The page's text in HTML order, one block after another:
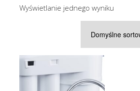
Wyświetlanie jednego wyniku